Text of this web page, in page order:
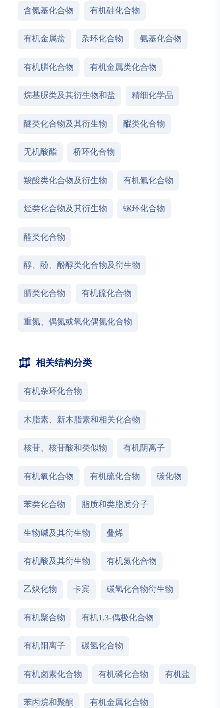
含氮基化合物 有机硅化合物
有机金属盐 杂环化合物 氨基化合物
有机膦化合物 有机金属类化合物
烷基脲类及其衍生物和盐 精细化学品
醚类化合物及其衍生物 醌类化合物
无机酸酯 桥环化合物
羧酸类化合物及衍生物 有机氟化合物
烃类化合物及其衍生物 螺环化合物
醛类化合物
醇、酚、酚醇类化合物及衍生物
腈类化合物 有机硫化合物
重氮、偶氮或氧化偶氮化合物
相关结构分类
有机杂环化合物
木脂素、新木脂素和相关化合物
核苷、核苷酸和类似物 有机阴离子
有机氧化合物 有机硫化合物 碳化物
苯类化合物 脂质和类脂质分子
生物碱及其衍生物 叠烯
有机酸及其衍生物 有机氮化合物
乙炔化物 卡宾 碳氢化合物衍生物
有机聚合物 有机1,3-偶极化合物
有机阳离子 碳氢化合物
有机卤素化合物 有机磷化合物 有机盐
苯丙烷和聚酮 有机金属化合物